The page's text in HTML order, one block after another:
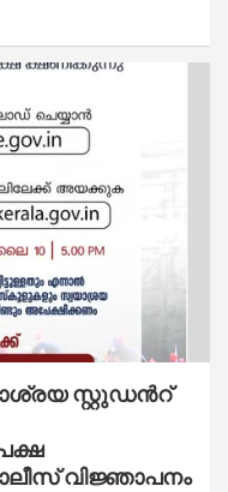
സ്റ്റുഡന്‍റ്
വിജ്ഞാപനം